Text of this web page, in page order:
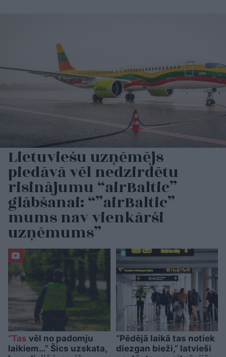
Lietuviešu uzņēmējs
piedāvā vēl nedzirdētu
risinājumu “airBaltic”
glābšanai: “”airBaltic”
mums nav vienkārši
uzņēmums”
“Tas vēl no padomju
laikiem…” Šics uzskata,
“Pēdējā laikā tas notiek
diezgan bieži,” latvieši